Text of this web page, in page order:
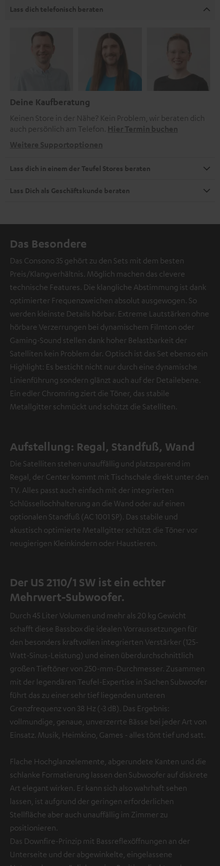
Lass dich telefonisch beraten
Deine Kaufberatung
Keinen Store in der Nähe? Kein Problem, wir beraten dich
auch persönlich am Telefon. Hier Termin buchen
Weitere Supportoptionen
Lass dich in einem der Teufel Stores beraten
Lass Dich als Geschäftskunde beraten
Das Besondere
Das Consono 35 gehört zu den Sets mit dem besten
Preis/Klangverhältnis. Möglich machen das clevere
technische Features. Die klangliche Abstimmung ist dank
optimierter Frequenzweichen absolut ausgewogen. So
werden kleinste Details hörbar. Extreme Lautstärken ohne
hörbare Verzerrungen bei dynamischem Filmton oder
Gaming-Sound stellen dank hoher Belastbarkeit der
Satelliten kein Problem dar. Optisch ist das Set ebenso ein
Highlight: Es besticht nicht nur durch eine dynamische
Linienführung sondern glänzt auch auf der Detailebene.
Ein edler Chromring ziert die Töner, das stabile
Metallgitter schmückt und schützt die Satelliten.
Aufstellung: Regal, Standfuß, Wand
Die Satelliten stehen unauffällig und platzsparend im
Regal, der Center kommt mit Tischschale direkt unter den
TV. Alles passt auch einfach mit der integrierten
Schlüssellochhalterung an die Wand oder auf einen
optionalen Standfuß (AC 1001 SP). Das stabile und
akustisch optimierte Metallgitter schützt die Töner vor
neugierigen Kleinkindern oder Haustieren.
Der US 2110/1 SW ist ein echter
Mehrwert-Subwoofer.
Durch 45 Liter Volumen und mehr als 20 kg Gewicht
schafft diese Bassbox die idealen Vorraussetzungen für
den besonders kraftvollen integrierten Verstärker (125-
Watt-Sinus-Leistung) und einen überdurchschnittlich
großen Tieftöner von 250-mm-Durchmesser. Zusammen
mit der legendären Teufel-Expertise in Sachen Subwoofer
führt das zu einer sehr tief liegenden unteren
Grenzfrequenz von 38 Hz (-3 dB). Das Ergebnis:
vollmundige, genaue, unverzerrte Bässe bei jeder Art von
Einsatz. Musik, Heimkino, Games - alles tönt tief und satt.
Flache Hochglanzelemente, abgerundete Kanten und die
schlanke Formatierung lassen den Subwoofer auf diskrete
Art elegant wirken. Er kann sich also wahrhaft sehen
lassen, ist aufgrund der geringen erforderlichen
Stellfläche aber auch unauffällig im Zimmer zu
positionieren.
Das Downfire-Prinzip mit Bassreflexöffnungen an der
Unterseite und der abgewinkelte, eingelassene